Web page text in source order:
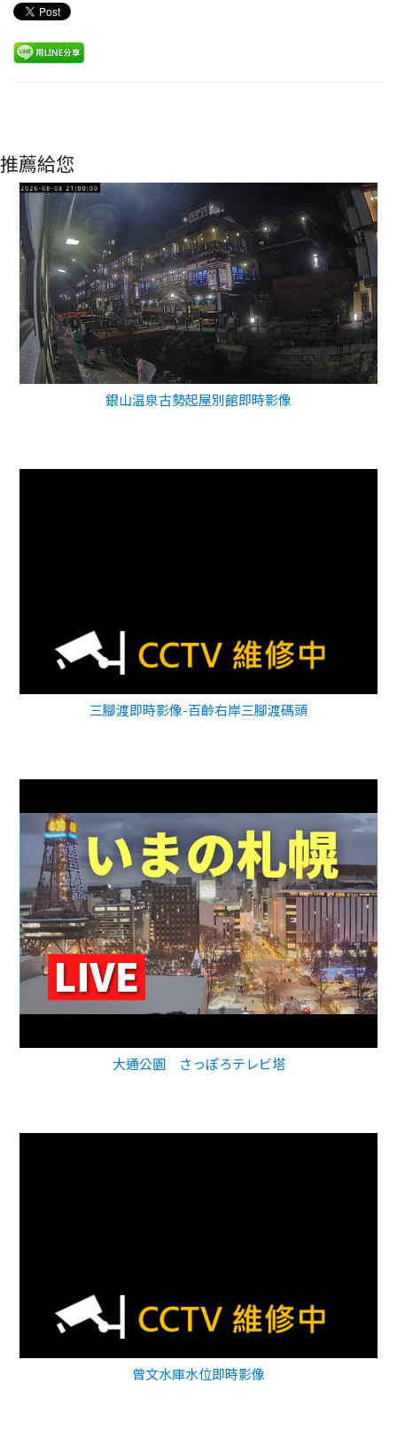
推薦給您
銀山温泉古勢起屋別館即時影像
三腳渡即時影像-百齡右岸三腳渡碼頭
大通公園 さっぽろテレビ塔
曾文水庫水位即時影像